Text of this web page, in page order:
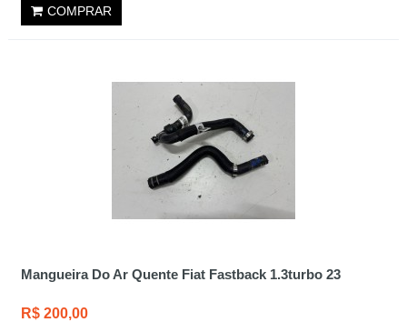
COMPRAR
Mangueira Do Ar Quente Fiat Fastback 1.3turbo 23
R$ 200,00